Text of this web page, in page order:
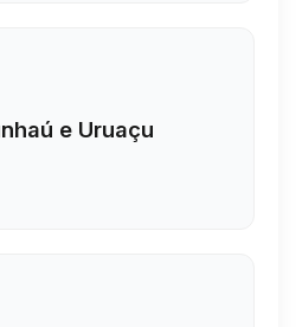
e Uruaçu